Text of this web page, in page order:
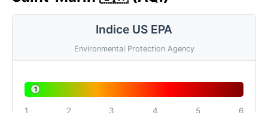
Indice US EPA
Environmental Protection Agency
1
1 2 3 4 5 6